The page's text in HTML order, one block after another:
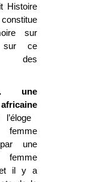
Histoire
sur
sur ce
des
une
une
et il y a